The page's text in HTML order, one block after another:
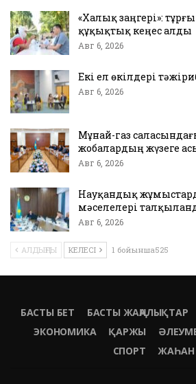
«Халық заңгері»:
құқықтық кеңес алды
Авг 6, 2026
Екі ел өкілдері
Авг 6, 2026
Мұнай-газ
жобалардың жүзеге
Авг 6, 2026
Науқандық
мәселелері
Авг 6, 2026
АЛДЫҢҒЫ КЕЛЕСІ 1 бойынша525
БАСТЫ БЕТ БАСТЫ ЖАҢАЛЫҚТАР
ЭКОНОМИКА
ҚАРЖЫ
СПОРТ
ЖАҺАН